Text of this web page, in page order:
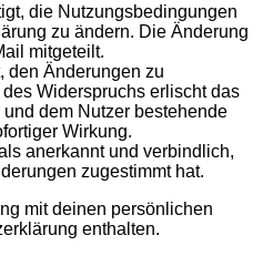
die Nutzungsbedingungen
zu ändern. Die Änderung
mitgeteilt.
den Änderungen zu
Widerspruchs erlischt das
dem Nutzer bestehende
Wirkung.
anerkannt und verbindlich,
zugestimmt hat.
mit deinen persönlichen
enthalten.